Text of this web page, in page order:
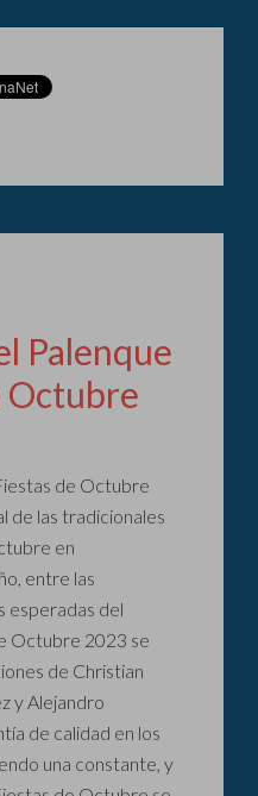
Palenque
Octubre
de Octubre
de las tradicionales
en
entre las
esperadas del
Octubre 2023 se
de Christian
y Alejandro
de calidad en los
una constante, y